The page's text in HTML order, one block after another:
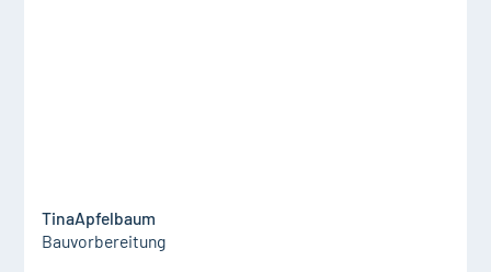
TinaApfelbaum
Bauvorbereitung